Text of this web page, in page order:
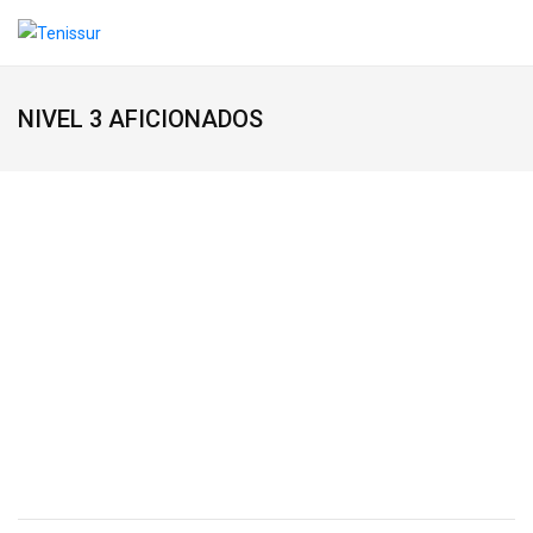
NIVEL 3 AFICIONADOS